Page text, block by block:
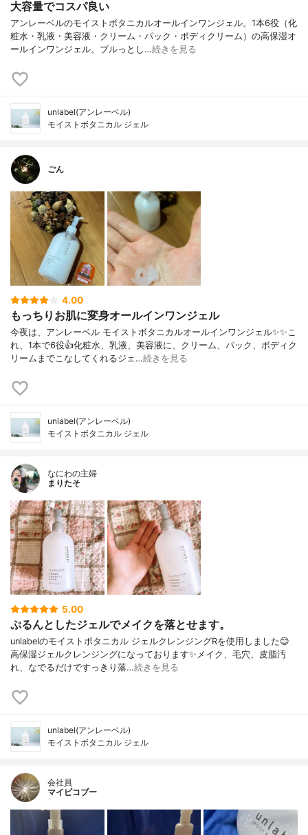
大容量でコスパ良い
アンレーベルのモイストボタニカルオールインワンジェル。1本6役（化
粧水・乳液・美容液・クリーム・パック・ボディクリーム）の高保湿オ
ールインワンジェル。プルっとし…続きを見る
unlabel(アンレーベル)
モイストボタニカル ジェル
ごん
4.00
もっちりお肌に変身オールインワンジェル
今夜は、アンレーベル モイストボタニカルオールインワンジェル✨✨こ
れ、1本で6役👍化粧水、乳液、美容液に、クリーム、パック、ボディク
リームまでこなしてくれるジェ…続きを見る
unlabel(アンレーベル)
モイストボタニカル ジェル
なにわの主婦
まりたそ
5.00
ぷるんとしたジェルでメイクを落とせます。
unlabelのモイストボタニカル ジェルクレンジングRを使用しました😊
高保湿ジェルクレンジングになっております✨メイク、毛穴、皮脂汚
れ、なでるだけですっきり落…続きを見る
unlabel(アンレーベル)
モイストボタニカル ジェル
会社員
マイピコブー